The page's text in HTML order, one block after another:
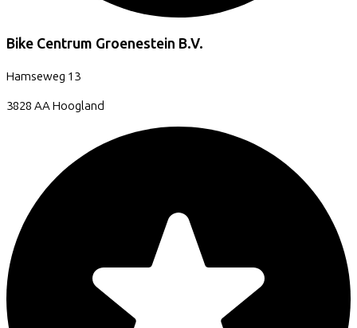
Bike Centrum Groenestein B.V.
Hamseweg 13
3828 AAHoogland